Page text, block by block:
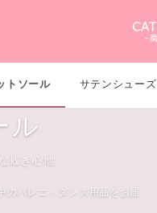
トソール サテンシューズ
ル
履き心地
のバレエ・ダンス用品をお届